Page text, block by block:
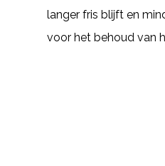
langer fris blijft en
voor het behoud van